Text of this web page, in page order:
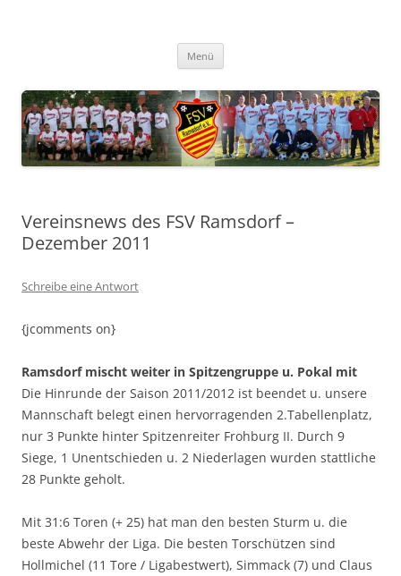
Menü
Vereinsnews des FSV Ramsdorf –
Dezember 2011
Schreibe eine Antwort
{jcomments on}
Ramsdorf mischt weiter in Spitzengruppe u. Pokal mit
Die Hinrunde der Saison 2011/2012 ist beendet u. unsere
Mannschaft belegt einen hervorragenden 2.Tabellenplatz,
nur 3 Punkte hinter Spitzenreiter Frohburg II. Durch 9
Siege, 1 Unentschieden u. 2 Niederlagen wurden stattliche
28 Punkte geholt.
Mit 31:6 Toren (+ 25) hat man den besten Sturm u. die
beste Abwehr der Liga. Die besten Torschützen sind
Hollmichel (11 Tore / Ligabestwert), Simmack (7) und Claus